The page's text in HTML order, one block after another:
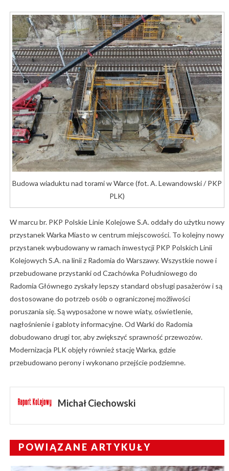
Budowa wiaduktu nad torami w Warce (fot. A. Lewandowski / PKP
PLK)
W marcu br. PKP Polskie Linie Kolejowe S.A. oddały do użytku nowy
przystanek Warka Miasto w centrum miejscowości. To kolejny nowy
przystanek wybudowany w ramach inwestycji PKP Polskich Linii
Kolejowych S.A. na linii z Radomia do Warszawy. Wszystkie nowe i
przebudowane przystanki od Czachówka Południowego do
Radomia Głównego zyskały lepszy standard obsługi pasażerów i są
dostosowane do potrzeb osób o ograniczonej możliwości
poruszania się. Są wyposażone w nowe wiaty, oświetlenie,
nagłośnienie i gabloty informacyjne. Od Warki do Radomia
dobudowano drugi tor, aby zwiększyć sprawność przewozów.
Modernizacja PLK objęły również stację Warka, gdzie
przebudowano perony i wykonano przejście podziemne.
Michał Ciechowski
POWIĄZANE ARTYKUŁY